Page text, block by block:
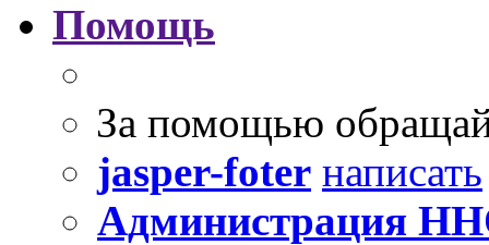
Помощь
За помощью
jasper-foter написать
Администрация